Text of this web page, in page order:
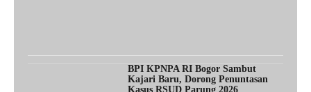
BPI KPNPA RI Bogor Sambut
Kajari Baru, Dorong Penuntasan
Kasus RSUD Parung 2026